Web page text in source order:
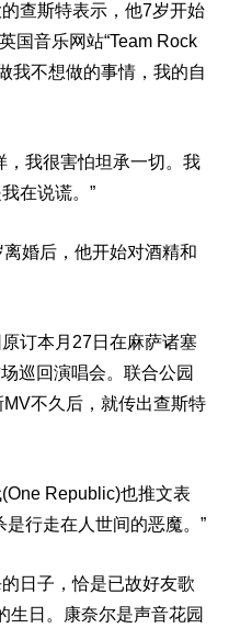
斯特表示，他7岁开始
国音乐网站“Team Rock
我不想做的事情，我的自
我很害怕坦承一切。我
在说谎。”
婚后，他开始对酒精和
本月27日在麻萨诸塞
巡回演唱会。联合公园
MV不久后，就传出查斯特
Republic)也推文表
行走在人世间的恶魔。”
子，恰是已故好友歌
生日。康奈尔是声音花园